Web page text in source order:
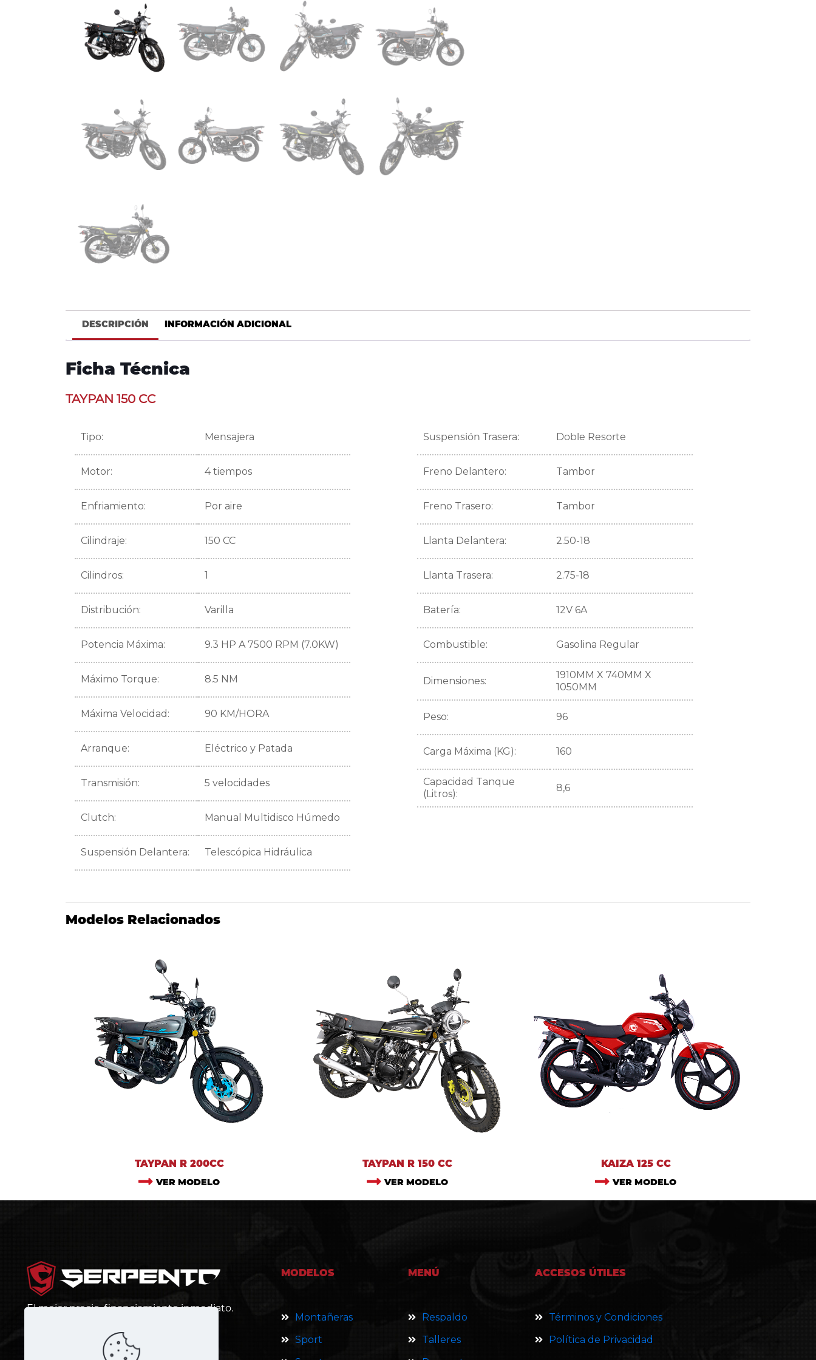
DESCRIPCIÓN INFORMACIÓN ADICIONAL
Ficha Técnica
TAYPAN 150 CC
Tipo: Mensajera
Motor: 4 tiempos
Enfriamiento: Por aire
Cilindraje: 150 CC
Cilindros: 1
Distribución: Varilla
Potencia Máxima: 9.3 HP A 7500 RPM (7.0KW)
Máximo Torque: 8.5 NM
Máxima Velocidad: 90 KM/HORA
Arranque: Eléctrico y Patada
Transmisión: 5 velocidades
Clutch: Manual Multidisco Húmedo
Suspensión Delantera: Telescópica Hidráulica
Suspensión Trasera: Doble Resorte
Freno Delantero: Tambor
Freno Trasero: Tambor
Llanta Delantera: 2.50-18
Llanta Trasera: 2.75-18
Batería: 12V 6A
Combustible: Gasolina Regular
Dimensiones:
1910MM X 740MM X
1050MM
Peso: 96
Carga Máxima (KG): 160
Capacidad Tanque
(Litros):
8,6
Modelos Relacionados
TAYPAN R 200CC
VER MODELO
TAYPAN R 150 CC
VER MODELO
KAIZA 125 CC
VER MODELO
El mejor precio, financiamiento inmediato.
MODELOS
Montañeras
Sport
MENÚ
Respaldo
Talleres
ACCESOS ÚTILES
Términos y Condiciones
Política de Privacidad